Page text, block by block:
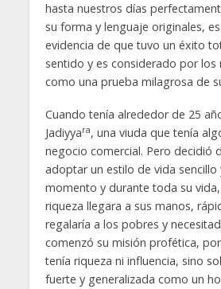
hasta nuestros días
su forma y lenguaje originales,
evidencia de que tuvo un éxito
sentido y es considerado por los
como una prueba milagrosa de
Cuando tenía alrededor de 25
Jadiyyara, una viuda que tenía
negocio comercial. Pero decidió
adoptar un estilo de vida sencillo
momento y durante toda su
riqueza llegara a sus manos,
regalaría a los pobres y
comenzó su misión profética,
tenía riqueza ni influencia, sino
fuerte y generalizada como un